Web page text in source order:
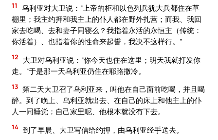
11
乌利亚对大卫说：“上帝的柜和以色列兵犹大兵都住在草
棚里；我主约押和我主上的仆人都在野外扎营；而我、我回
家去吃喝、去和妻子同寝么？我指着永活的永恒主（传统：
你活着）、也指着你的性命来起誓，我决不这样行。”
12
大卫对乌利亚说：“你今天也住在这里；明天我就打发你
走。”于是那一天乌利亚仍住在耶路撒冷。
13 第二天大卫召了乌利亚来，叫他在自己面前吃喝，并且喝
醉。到了晚上、乌利亚就出去、在自己的床上和他主上的仆
人一同睡觉；自己家里呢、他根本就没有下去。
14 到了早晨、大卫写信给约押，由乌利亚经手送去。